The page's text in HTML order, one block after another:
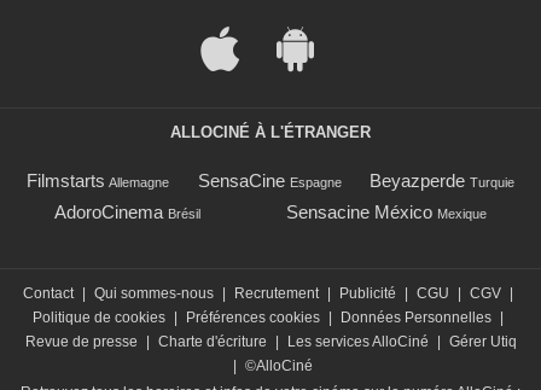
ALLOCINÉ À L'ÉTRANGER
Filmstarts Allemagne SensaCine Espagne Beyazperde Turquie
AdoroCinema Brésil Sensacine México Mexique
Contact | Qui sommes-nous | Recrutement | Publicité | CGU | CGV |
Politique de cookies | Préférences cookies | Données Personnelles |
Revue de presse
| Charte d'écriture | Les services AlloCiné | Gérer Utiq
| ©AlloCiné